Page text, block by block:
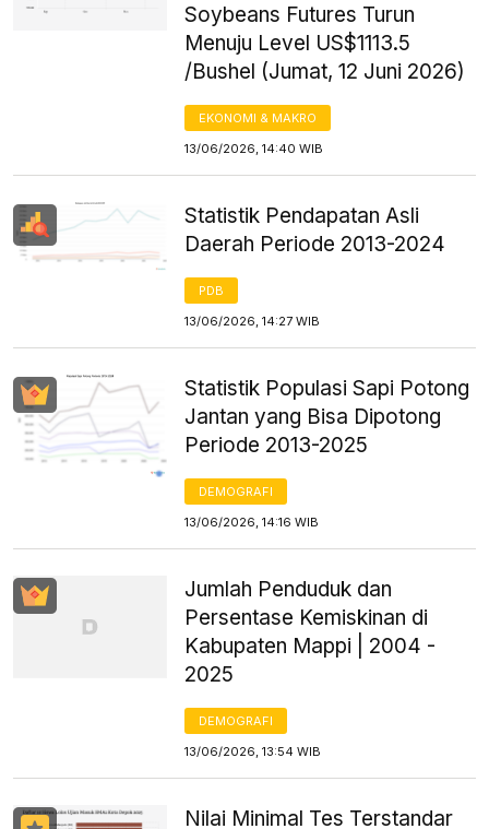
Soybeans Futures Turun
Menuju Level US$1113.5
/Bushel (Jumat, 12 Juni 2026)
EKONOMI & MAKRO
13/06/2026, 14:40 WIB
Statistik Pendapatan Asli
Daerah Periode 2013-2024
PDB
13/06/2026, 14:27 WIB
Statistik Populasi Sapi Potong
Jantan yang Bisa Dipotong
Periode 2013-2025
DEMOGRAFI
13/06/2026, 14:16 WIB
Jumlah Penduduk dan
Persentase Kemiskinan di
Kabupaten Mappi | 2004 -
2025
DEMOGRAFI
13/06/2026, 13:54 WIB
Nilai Minimal Tes Terstandar